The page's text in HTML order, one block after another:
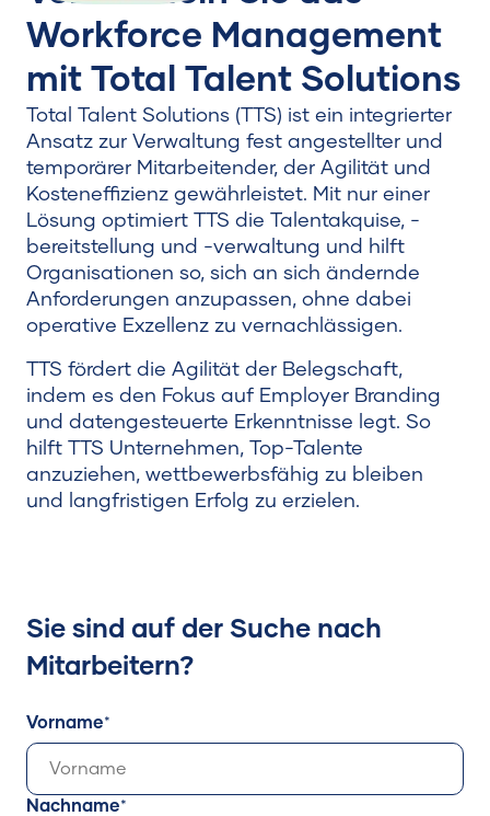
Workforce Management
mit Total Talent Solutions
Total Talent Solutions (TTS) ist ein integrierter
Ansatz zur Verwaltung fest angestellter und
temporärer Mitarbeitender, der Agilität und
Kosteneffizienz gewährleistet. Mit nur einer
Lösung optimiert TTS die Talentakquise, -
bereitstellung und -verwaltung und hilft
Organisationen so, sich an sich ändernde
Anforderungen anzupassen, ohne dabei
operative Exzellenz zu vernachlässigen.
TTS fördert die Agilität der Belegschaft,
indem es den Fokus auf Employer Branding
und datengesteuerte Erkenntnisse legt. So
hilft TTS Unternehmen, Top-Talente
anzuziehen, wettbewerbsfähig zu bleiben
und langfristigen Erfolg zu erzielen.
Sie sind auf der Suche nach
Mitarbeitern?
Vorname
Nachname